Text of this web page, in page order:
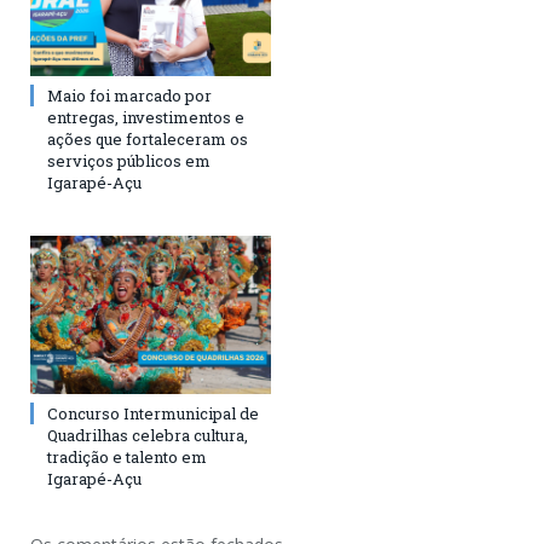
Maio foi marcado por
entregas, investimentos e
ações que fortaleceram os
serviços públicos em
Igarapé-Açu
Concurso Intermunicipal de
Quadrilhas celebra cultura,
tradição e talento em
Igarapé-Açu